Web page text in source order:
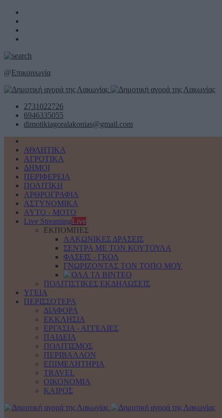
@Επικοινωνία
2731022726
6946335055
dimotikiagoralakonias@gmail.com
ΑΘΛΗΤΙΚΑ
ΑΓΡΟΤΙΚΑ
ΔΗΜΟΙ
ΠΕΡΙΦΕΡΕΙΑ
ΠΟΛΙΤΙΚΗ
ΑΡΘΡΟΓΡΑΦΙΑ
ΑΣΤΥΝΟΜΙΚΑ
AYTO - MOTO
Live StreamingLive
ΕΚΠΟΜΠΕΣ
ΛΑΚΩΝΙΚΕΣ ΔΡΑΣΕΙΣ
ΣΕΝΤΡΑ ΜΕ ΤΟΝ ΚΟΥΤΟΥΛΑ
ΦΑΣΕΙΣ - ΓΚΟΛ
ΓΝΩΡΙΖΟΝΤΑΣ ΤΟΝ ΤΟΠΟ ΜΟΥ
ΠΟΛΙΤΙΣΤΙΚΕΣ ΕΚΔΗΛΩΣΕΙΣ
ΥΓΕΙΑ
ΠΕΡΙΣΣΟΤΕΡΑ
ΔΙΑΦΟΡΑ
ΕΚΚΛΗΣΙΑ
ΕΡΓΑΣΙΑ - ΑΓΓΕΛΙΕΣ
ΠΑΙΔΕΙΑ
ΠΟΛΙΤΙΣΜΟΣ
ΠΕΡΙΒΑΛΛΟΝ
ΕΠΙΜΕΛΗΤΗΡΙΑ
TRAVEL
ΟΙΚΟΝΟΜΙΑ
ΚΑΙΡΟΣ